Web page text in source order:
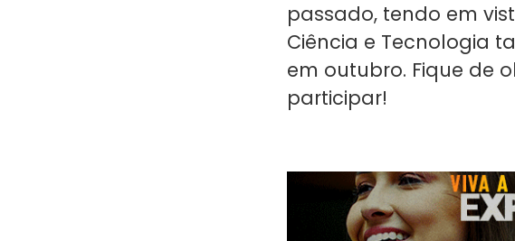
passado, tendo em
Ciência e Tecnologia
em outubro. Fique de
participar!